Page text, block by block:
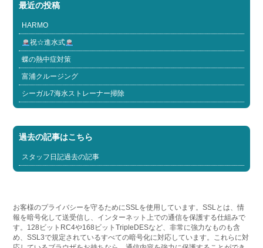
最近の投稿
HARMO
祝☆進水式
蝶の熱中症対策
富浦クルージング
シーガル7海水ストレーナー掃除
過去の記事はこちら
スタッフ日記過去の記事
お客様のプライバシーを守るためにSSLを使用しています。SSLとは、情
報を暗号化して送受信し、インターネット上での通信を保護する仕組みで
す。128ビットRC4や168ビットTripleDESなど、非常に強力なものも含
め、SSL3で規定されているすべての暗号化に対応しています。これらに対